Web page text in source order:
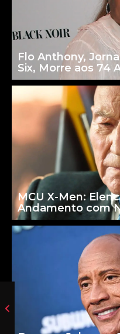
Flo Anthony,
Six, Morre aos 74
MCU X-Men:
Andamento com